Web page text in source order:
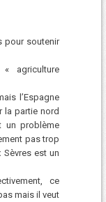
pour soutenir
agriculture
l’Espagne
la partie nord
un problème
pas trop
Sèvres est un
ce
mais il veut